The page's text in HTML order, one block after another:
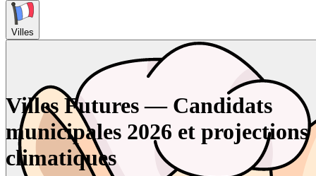
Villes
Villes Futures — Candidats
municipales 2026 et projections
climatiques